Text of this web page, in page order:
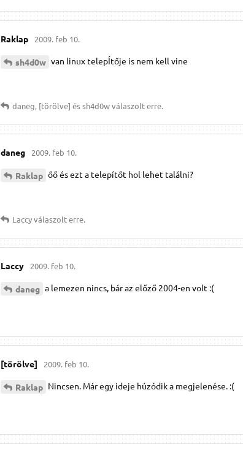
Raklap 2009. feb 10.
sh4d0w van linux telepÍtője is nem kell vine
daneg, [törölve] éssh4d0wválaszolt erre.
daneg 2009. feb 10.
Raklap őő és ezt a telepítőt hol lehet találni?
Laccyválaszolt erre.
Laccy 2009. feb 10.
daneg a lemezen nincs, bár az előző 2004-en volt :(
[törölve] 2009. feb 10.
Raklap Nincsen. Már egy ideje húzódik a megjelenése. :(